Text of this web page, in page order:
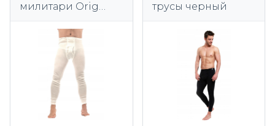
милитари Orig
рост 106см+
трусы черный